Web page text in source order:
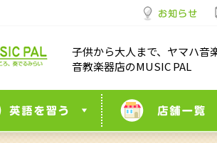
子供から大人まで、ヤマハ音
音教楽器店のMUSIC PAL